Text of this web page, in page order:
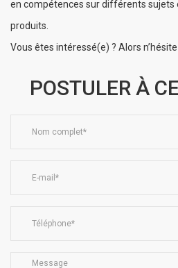
en compétences sur différents sujets
produits.
Vous êtes intéressé(e) ? Alors
POSTULER À